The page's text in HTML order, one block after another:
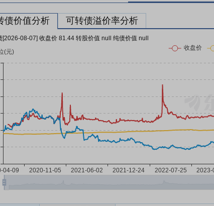
债价值分析 可转债溢价率分析
[2026-08-07] 收盘价 81.44 转股价值 null 纯债价值 null